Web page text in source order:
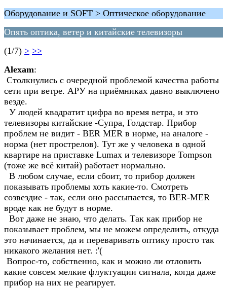
Оборудование и SOFT > Оптическое оборудование
Опять оптика, ветер и китайские телевизоры
(1/7) > >>
Alexam:
Столкнулись с очередной проблемой качества работы
сети при ветре. АРУ на приёмниках давно выключено
везде.
У людей квадратит цифра во время ветра, и это
телевизоры китайские -Супра, Голдстар. Прибор
проблем не видит - BER MER в норме, на аналоге -
норма (нет прострелов). Тут же у человека в одной
квартире на приставке Lumax и телевизоре Tompson
(тоже же всё китай) работает нормально.
В любом случае, если сбоит, то прибор должен
показывать проблемы хоть какие-то. Смотреть
созвездие - так, если оно рассыпается, то BER-MER
вроде как не будут в норме.
Вот даже не знаю, что делать. Так как прибор не
показывает проблем, мы не можем определить, откуда
это начинается, да и переваривать оптику просто так
никакого желания нет. :'(
Вопрос-то, собственно, как и можно ли отловить
какие совсем мелкие флуктуации сигнала, когда даже
прибор на них не реагирует.